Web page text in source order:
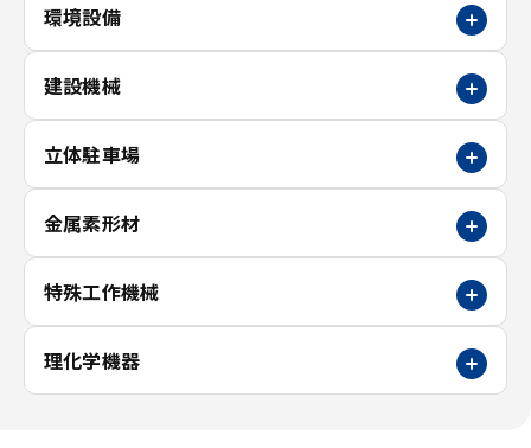
環境設備
建設機械
立体駐車場
金属素形材
特殊工作機械
理化学機器